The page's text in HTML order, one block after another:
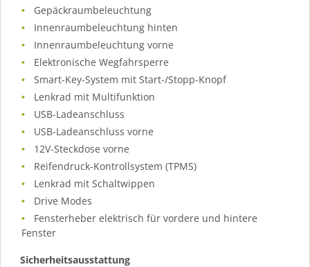
Gepäckraumbeleuchtung
Innenraumbeleuchtung hinten
Innenraumbeleuchtung vorne
Elektronische Wegfahrsperre
Smart-Key-System mit Start-/Stopp-Knopf
Lenkrad mit Multifunktion
USB-Ladeanschluss
USB-Ladeanschluss vorne
12V-Steckdose vorne
Reifendruck-Kontrollsystem (TPMS)
Lenkrad mit Schaltwippen
Drive Modes
Fensterheber elektrisch für vordere und hintere
Fenster
Sicherheitsausstattung